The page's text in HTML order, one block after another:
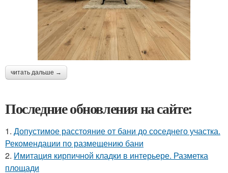
читать дальше →
Последние обновления на сайте:
1. Допустимое расстояние от бани до соседнего участка.
Рекомендации по размещению бани
2. Имитация кирпичной кладки в интерьере. Разметка
площади